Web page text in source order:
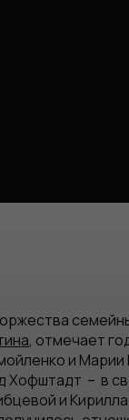
, отмечает
и
Хофштадт – в
и